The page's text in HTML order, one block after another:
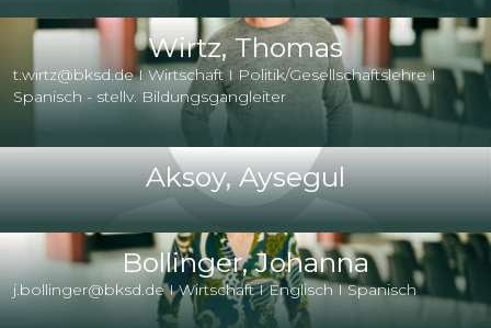
Wirtz, Thomas
t.wirtz@bksd.de I Wirtschaft I Politik/Gesellschaftslehre I
Spanisch - stellv. Bildungsgangleiter
Aksoy, Aysegul
Bollinger, Johanna
j.bollinger@bksd.de I Wirtschaft I Englisch I Spanisch